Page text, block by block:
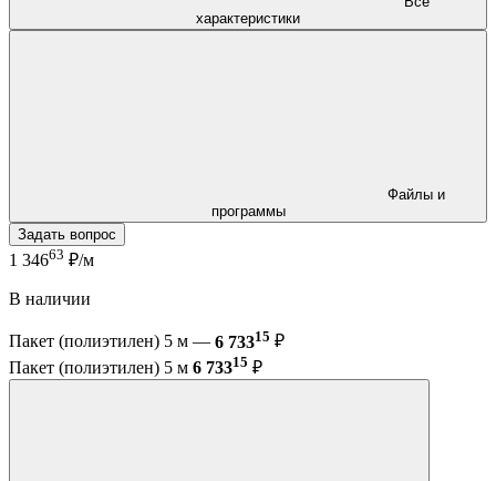
характеристики
программы
Задать вопрос
1 34663 ₽/м
В наличии
Пакет (полиэтилен) 5 м — 6 73315 ₽
Пакет (полиэтилен) 5 м 6 73315 ₽